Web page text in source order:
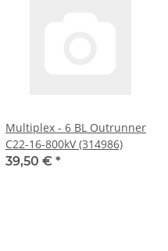
Multiplex - 6 BL Outrunner
C22-16-800kV (314986)
39,50 € *